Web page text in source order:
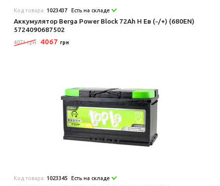
Код товара: 1023437 Есть на складе
Аккумулятор Berga Power Block 72Ah Н Ев (-/+) (680EN)
5724090687502
4071 грн 4067 грн
Код товара: 1023345 Есть на складе